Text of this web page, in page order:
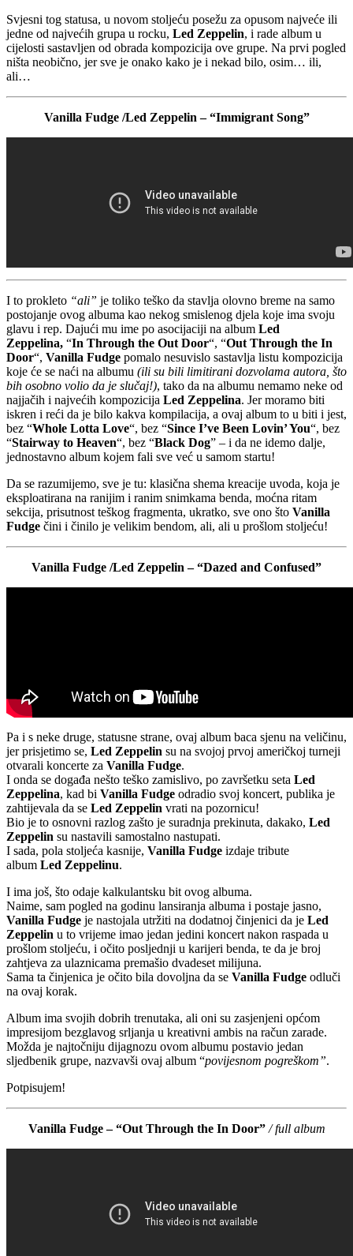
Svjesni tog statusa, u novom stoljeću posežu za opusom najveće ili
jedne od najvećih grupa u rocku, Led Zeppelin, i rade album u
cijelosti sastavljen od obrada kompozicija ove grupe. Na prvi pogled
ništa neobično, jer sve je onako kako je i nekad bilo, osim… ili,
ali…
Vanilla Fudge /Led Zeppelin – “Immigrant Song”
I to prokleto “ali” je toliko teško da stavlja olovno breme na samo
postojanje ovog albuma kao nekog smislenog djela koje ima svoju
glavu i rep. Dajući mu ime po asocijaciji na album Led
Zeppelina, “In Through the Out Door“, “Out Through the In
Door“, Vanilla Fudge pomalo nesuvislo sastavlja listu kompozicija
koje će se naći na albumu (ili su bili limitirani dozvolama autora, što
bih osobno volio da je slučaj!), tako da na albumu nemamo neke od
najjačih i najvećih kompozicija Led Zeppelina. Jer moramo biti
iskren i reći da je bilo kakva kompilacija, a ovaj album to u biti i jest,
bez “Whole Lotta Love“, bez “Since I’ve Been Lovin’ You“, bez
“Stairway to Heaven“, bez “Black Dog” – i da ne idemo dalje,
jednostavno album kojem fali sve već u samom startu!
Da se razumijemo, sve je tu: klasična shema kreacije uvoda, koja je
eksploatirana na ranijim i ranim snimkama benda, moćna ritam
sekcija, prisutnost teškog fragmenta, ukratko, sve ono što Vanilla
Fudge čini i činilo je velikim bendom, ali, ali u prošlom stoljeću!
Vanilla Fudge /Led Zeppelin – “Dazed and Confused”
Pa i s neke druge, statusne strane, ovaj album baca sjenu na veličinu,
jer prisjetimo se, Led Zeppelin su na svojoj prvoj američkoj turneji
otvarali koncerte za Vanilla Fudge.
I onda se događa nešto teško zamislivo, po završetku seta Led
Zeppelina, kad bi Vanilla Fudge odradio svoj koncert, publika je
zahtijevala da se Led Zeppelin vrati na pozornicu!
Bio je to osnovni razlog zašto je suradnja prekinuta, dakako, Led
Zeppelin su nastavili samostalno nastupati.
I sada, pola stoljeća kasnije, Vanilla Fudge izdaje tribute
album Led Zeppelinu.
I ima još, što odaje kalkulantsku bit ovog albuma.
Naime, sam pogled na godinu lansiranja albuma i postaje jasno,
Vanilla Fudge je nastojala utržiti na dodatnoj činjenici da je Led
Zeppelin u to vrijeme imao jedan jedini koncert nakon raspada u
prošlom stoljeću, i očito posljednji u karijeri benda, te da je broj
zahtjeva za ulaznicama premašio dvadeset milijuna.
Sama ta činjenica je očito bila dovoljna da se Vanilla Fudge odluči
na ovaj korak.
Album ima svojih dobrih trenutaka, ali oni su zasjenjeni općom
impresijom bezglavog srljanja u kreativni ambis na račun zarade.
Možda je najtočniju dijagnozu ovom albumu postavio jedan
sljedbenik grupe, nazvavši ovaj album “povijesnom pogreškom”.
Potpisujem!
Vanilla Fudge – “Out Through the In Door” / full album